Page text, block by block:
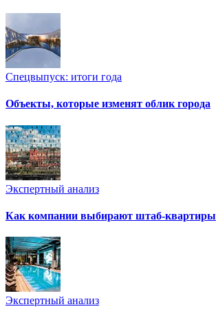
Спецвыпуск: итоги года
Объекты, которые изменят облик города
Экспертный анализ
Как компании выбирают штаб-квартиры
Экспертный анализ